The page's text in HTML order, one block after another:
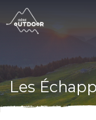
Les